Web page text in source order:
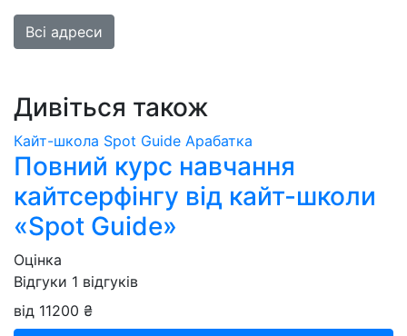
Всі адреси
Дивіться також
Кайт-школа Spot Guide Арабатка
Повний курс навчання
кайтсерфінгу від кайт-школи
«Spot Guide»
Оцінка
Відгуки 1 відгуків
від 11200 ₴